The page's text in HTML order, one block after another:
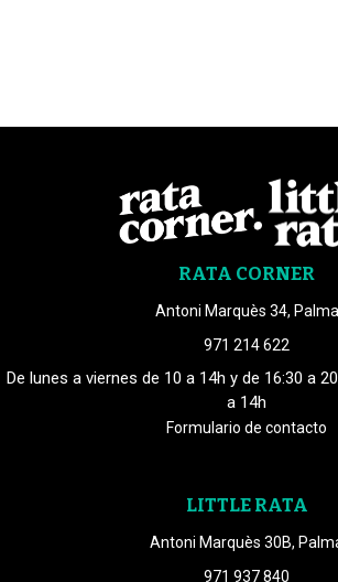
RATA CORNER
Antoni Marquès 34, Palma
971 214 622
De lunes a viernes de 10 a 14h y de 16:30 a
a 14h
Formulario de contacto
LITTLE RATA
Antoni Marquès 30B,
971 937 840